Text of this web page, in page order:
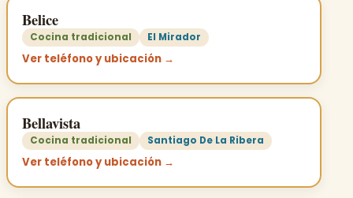
Belice
Cocina tradicional El Mirador
Ver teléfono y ubicación →
Bellavista
Cocina tradicional Santiago De La Ribera
Ver teléfono y ubicación →